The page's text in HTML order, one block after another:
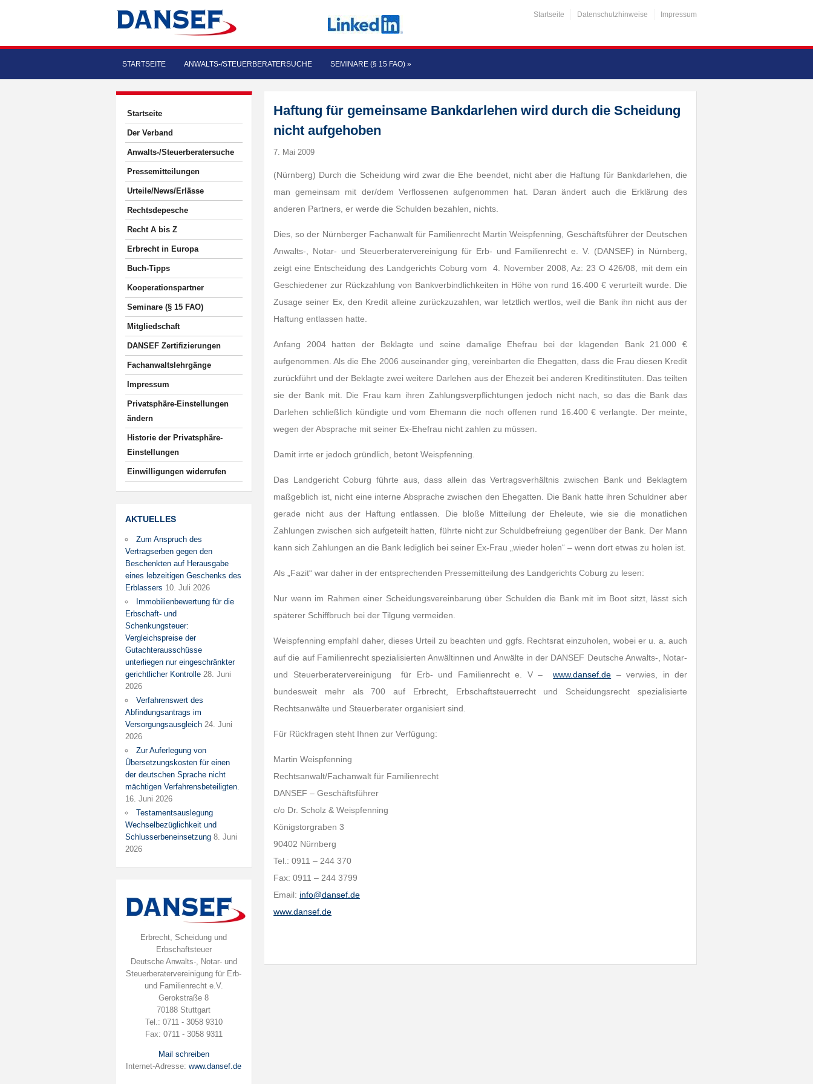
Startseite Datenschutzhinweise Impressum
STARTSEITE ANWALTS-/STEUERBERATERSUCHE SEMINARE (§ 15 FAO) »
Startseite
Der Verband
Anwalts-/Steuerberatersuche
Pressemitteilungen
Urteile/News/Erlässe
Rechtsdepesche
Recht A bis Z
Erbrecht in Europa
Buch-Tipps
Kooperationspartner
Seminare (§ 15 FAO)
Mitgliedschaft
DANSEF Zertifizierungen
Fachanwaltslehrgänge
Impressum
Privatsphäre-Einstellungen
ändern
Historie der Privatsphäre-
Einstellungen
Einwilligungen widerrufen
AKTUELLES
Zum Anspruch des
Vertragserben gegen den
Beschenkten auf Herausgabe
eines lebzeitigen Geschenks des
Erblassers 10. Juli 2026
Immobilienbewertung für die
Erbschaft- und
Schenkungsteuer:
Vergleichspreise der
Gutachterausschüsse
unterliegen nur eingeschränkter
gerichtlicher Kontrolle 28. Juni
2026
Verfahrenswert des
Abfindungsantrags im
Versorgungsausgleich 24. Juni
2026
Zur Auferlegung von
Übersetzungskosten für einen
der deutschen Sprache nicht
mächtigen Verfahrensbeteiligten.
16. Juni 2026
Testamentsauslegung
Wechselbezüglichkeit und
Schlusserbeneinsetzung 8. Juni
2026
Erbrecht, Scheidung und
Erbschaftsteuer
Deutsche Anwalts-, Notar- und
Steuerberatervereinigung für Erb-
und Familienrecht e.V.
Gerokstraße 8
70188 Stuttgart
Tel.: 0711 - 3058 9310
Fax: 0711 - 3058 9311
Mail schreiben
Internet-Adresse:www.dansef.de
Haftung für gemeinsame Bankdarlehen wird durch die Scheidung
nicht aufgehoben
7. Mai 2009
(Nürnberg) Durch die Scheidung wird zwar die Ehe beendet, nicht aber die Haftung für Bankdarlehen, die
man gemeinsam mit der/dem Verflossenen aufgenommen hat. Daran ändert auch die Erklärung des
anderen Partners, er werde die Schulden bezahlen, nichts.
Dies, so der Nürnberger Fachanwalt für Familienrecht Martin Weispfenning, Geschäftsführer der Deutschen
Anwalts-, Notar- und Steuerberatervereinigung für Erb- und Familienrecht e. V. (DANSEF) in Nürnberg,
zeigt eine Entscheidung des Landgerichts Coburg vom 4. November 2008, Az: 23 O 426/08, mit dem ein
Geschiedener zur Rückzahlung von Bankverbindlichkeiten in Höhe von rund 16.400 € verurteilt wurde. Die
Zusage seiner Ex, den Kredit alleine zurückzuzahlen, war letztlich wertlos, weil die Bank ihn nicht aus der
Haftung entlassen hatte.
Anfang 2004 hatten der Beklagte und seine damalige Ehefrau bei der klagenden Bank 21.000 €
aufgenommen. Als die Ehe 2006 auseinander ging, vereinbarten die Ehegatten, dass die Frau diesen Kredit
zurückführt und der Beklagte zwei weitere Darlehen aus der Ehezeit bei anderen Kreditinstituten. Das teilten
sie der Bank mit. Die Frau kam ihren Zahlungsverpflichtungen jedoch nicht nach, so das die Bank das
Darlehen schließlich kündigte und vom Ehemann die noch offenen rund 16.400 € verlangte. Der meinte,
wegen der Absprache mit seiner Ex-Ehefrau nicht zahlen zu müssen.
Damit irrte er jedoch gründlich, betont Weispfenning.
Das Landgericht Coburg führte aus, dass allein das Vertragsverhältnis zwischen Bank und Beklagtem
maßgeblich ist, nicht eine interne Absprache zwischen den Ehegatten. Die Bank hatte ihren Schuldner aber
gerade nicht aus der Haftung entlassen. Die bloße Mitteilung der Eheleute, wie sie die monatlichen
Zahlungen zwischen sich aufgeteilt hatten, führte nicht zur Schuldbefreiung gegenüber der Bank. Der Mann
kann sich Zahlungen an die Bank lediglich bei seiner Ex-Frau „wieder holen“ – wenn dort etwas zu holen ist.
Als „Fazit“ war daher in der entsprechenden Pressemitteilung des Landgerichts Coburg zu lesen:
Nur wenn im Rahmen einer Scheidungsvereinbarung über Schulden die Bank mit im Boot sitzt, lässt sich
späterer Schiffbruch bei der Tilgung vermeiden.
Weispfenning empfahl daher, dieses Urteil zu beachten und ggfs. Rechtsrat einzuholen, wobei er u. a. auch
auf die auf Familienrecht spezialisierten Anwältinnen und Anwälte in der DANSEF Deutsche Anwalts-, Notar-
und Steuerberatervereinigung für Erb- und Familienrecht e. V –www.dansef.de – verwies, in der
bundesweit mehr als 700 auf Erbrecht, Erbschaftsteuerrecht und Scheidungsrecht spezialisierte
Rechtsanwälte und Steuerberater organisiert sind.
Für Rückfragen steht Ihnen zur Verfügung:
Martin Weispfenning
Rechtsanwalt/Fachanwalt für Familienrecht
DANSEF – Geschäftsführer
c/o Dr. Scholz & Weispfenning
Königstorgraben 3
90402 Nürnberg
Tel.: 0911 – 244 370
Fax: 0911 – 244 3799
Email: info@dansef.de
www.dansef.de